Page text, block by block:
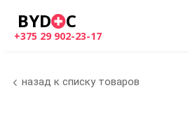
BYD C
+375 29 902-23-17
назад к списку товаров